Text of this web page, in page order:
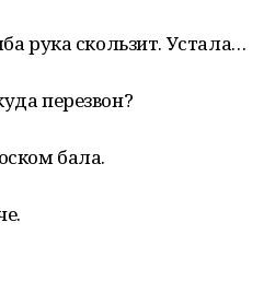
рука скользит. Устала…
перезвон?
бала.